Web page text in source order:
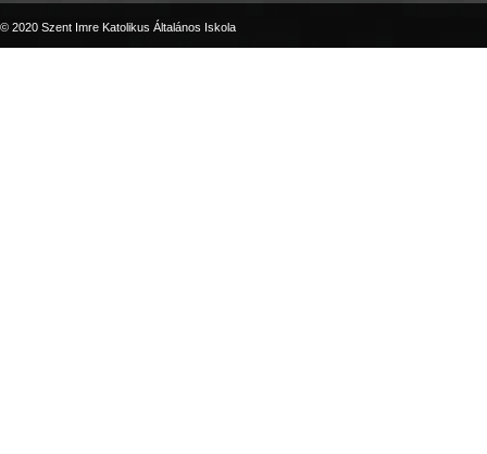
© 2020 Szent Imre Katolikus Általános Iskola